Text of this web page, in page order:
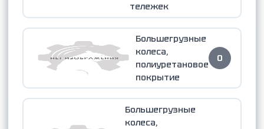
тележек
Большегрузные
колеса,
полиуретановое
покрытие
0
Большегрузные
колеса,